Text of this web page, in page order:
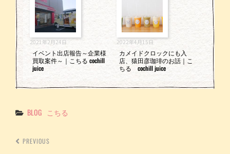
2021年2月24日
イベント出店報告～企業様
買取案件～｜こちる cochill
juice
2022年4月15日
カメイドクロックにも入
店、猿田彦珈琲のお話｜こ
ちる cochill juice
Categories
BLOG こちる
PREVIOUS